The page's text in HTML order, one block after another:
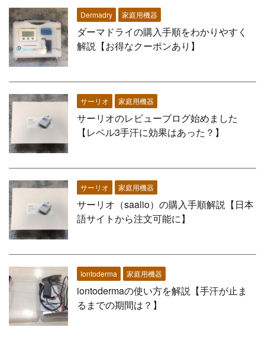
Dermadry 家庭用機器
ダーマドライの購入手順をわかりやすく
解説【お得なクーポンあり】
サーリオ 家庭用機器
サーリオのレビューブログ始めました
【レベル3手汗に効果はあった？】
サーリオ 家庭用機器
サーリオ（saalio）の購入手順解説【日本
語サイトから注文可能に】
Iontoderma 家庭用機器
iontodermaの使い方を解説【手汗が止ま
るまでの期間は？】